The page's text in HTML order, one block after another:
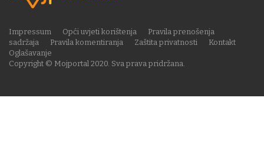
Copyright © Mojportal 2020. Sva prava pridržana.
Impressum Opći uvjeti korištenja
Pravila prenošenja
sadržaja
Pravila komentiranja Zaštita privatnosti
Kontakt
Oglašavanje